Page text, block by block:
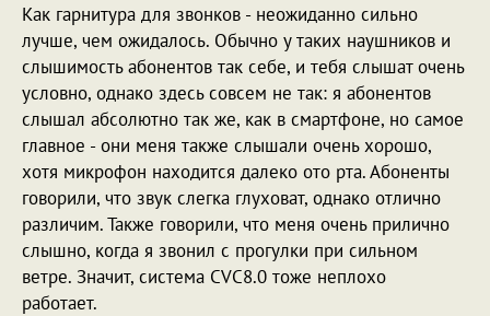
Как гарнитура для звонков - неожиданно сильно
лучше, чем ожидалось. Обычно у таких наушников и
слышимость абонентов так себе, и тебя слышат очень
условно, однако здесь совсем не так: я абонентов
слышал абсолютно так же, как в смартфоне, но самое
главное - они меня также слышали очень хорошо,
хотя микрофон находится далеко ото рта. Абоненты
говорили, что звук слегка глуховат, однако отлично
различим. Также говорили, что меня очень прилично
слышно, когда я звонил с прогулки при сильном
ветре. Значит, система CVC8.0 тоже неплохо
работает.